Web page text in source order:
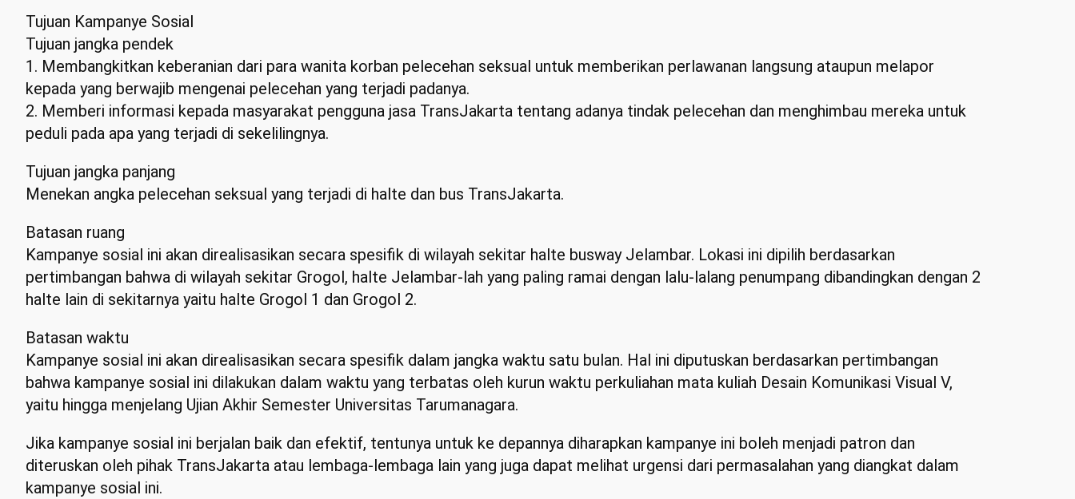
Tujuan Kampanye Sosial
Tujuan jangka pendek
1. Membangkitkan keberanian dari para wanita korban pelecehan seksual untuk memberikan perlawanan langsung ataupun melapor
kepada yang berwajib mengenai pelecehan yang terjadi padanya.
2. Memberi informasi kepada masyarakat pengguna jasa TransJakarta tentang adanya tindak pelecehan dan menghimbau mereka untuk
peduli pada apa yang terjadi di sekelilingnya.
Tujuan jangka panjang
Menekan angka pelecehan seksual yang terjadi di halte dan bus TransJakarta.
Batasan ruang
Kampanye sosial ini akan direalisasikan secara spesifik di wilayah sekitar halte busway Jelambar. Lokasi ini dipilih berdasarkan
pertimbangan bahwa di wilayah sekitar Grogol, halte Jelambar-lah yang paling ramai dengan lalu-lalang penumpang dibandingkan dengan 2
halte lain di sekitarnya yaitu halte Grogol 1 dan Grogol 2.
Batasan waktu
Kampanye sosial ini akan direalisasikan secara spesifik dalam jangka waktu satu bulan. Hal ini diputuskan berdasarkan pertimbangan
bahwa kampanye sosial ini dilakukan dalam waktu yang terbatas oleh kurun waktu perkuliahan mata kuliah Desain Komunikasi Visual V,
yaitu hingga menjelang Ujian Akhir Semester Universitas Tarumanagara.
Jika kampanye sosial ini berjalan baik dan efektif, tentunya untuk ke depannya diharapkan kampanye ini boleh menjadi patron dan
diteruskan oleh pihak TransJakarta atau lembaga-lembaga lain yang juga dapat melihat urgensi dari permasalahan yang diangkat dalam
kampanye sosial ini.